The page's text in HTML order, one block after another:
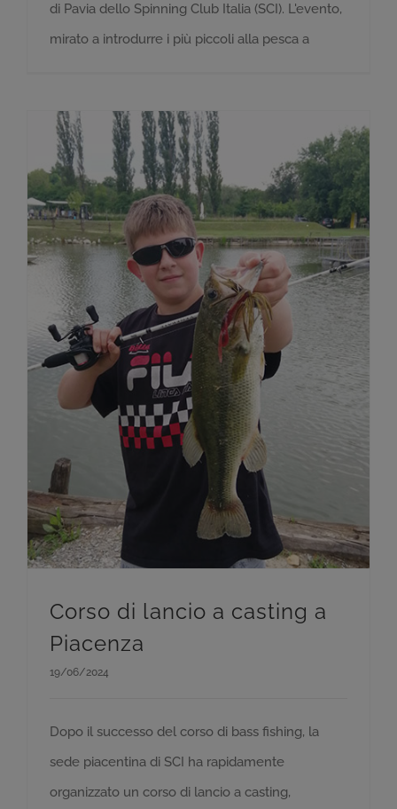
di Pavia dello Spinning Club Italia (SCI). L'evento,
mirato a introdurre i più piccoli alla pesca a
Corso di lancio a casting a
Piacenza
19/06/2024
Dopo il successo del corso di bass fishing, la
sede piacentina di SCI ha rapidamente
organizzato un corso di lancio a casting,